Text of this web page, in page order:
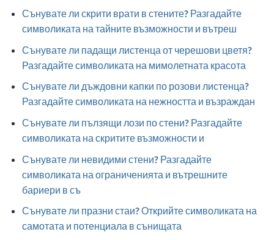
Сънувате ли скрити врати в стените? Разгадайте
символиката на тайните възможности и вътреш
Сънувате ли падащи листенца от черешови цветя?
Разгадайте символиката на мимолетната красота
Сънувате ли дъждовни капки по розови листенца?
Разгадайте символиката на нежността и възраждан
Сънувате ли пълзящи лози по стени? Разгадайте
символиката на скритите възможности и
Сънувате ли невидими стени? Разгадайте
символиката на ограниченията и вътрешните
бариери в съ
Сънувате ли празни стаи? Открийте символиката на
самотата и потенциала в сънищата